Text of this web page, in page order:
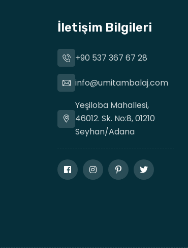
İletişim Bilgileri
+90 537 367 67 28
info@umitambalaj.com
Yeşiloba Mahallesi,
46012. Sk. No:8, 01210
Seyhan/Adana